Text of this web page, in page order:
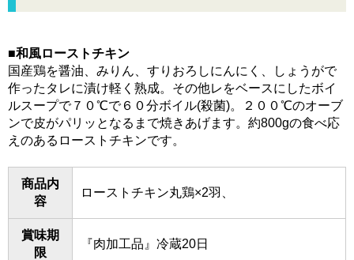
■和風ローストチキン
国産鶏を醤油、みりん、すりおろしにんにく、しょうがで
作ったタレに漬け軽く熟成。その他レをベースにしたボイ
ルスープで７０℃で６０分ボイル(殺菌)。２００℃のオーブ
ンで皮がパリッとなるまで焼きあげます。約800gの食べ応
えのあるローストチキンです。
商品内
容
ローストチキン丸鶏×2羽、
賞味期
限
『肉加工品』冷蔵20日